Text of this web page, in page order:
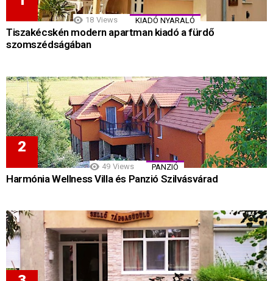
18 Views KIADÓ NYARALÓ
Tiszakécskén modern apartman kiadó a fürdő
szomszédságában
49 Views PANZIÓ
Harmónia Wellness Villa és Panzió Szilvásvárad